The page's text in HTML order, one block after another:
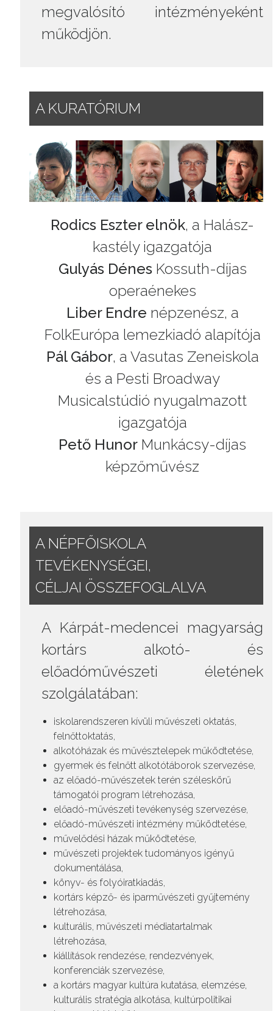
megvalósító intézményeként
működjön.
A KURATÓRIUM
Rodics Eszter elnök, a Halász-
kastély igazgatója
Gulyás DénesKossuth-díjas
operaénekes
Liber Endre népzenész, a
FolkEurópa lemezkiadó alapítója
Pál Gábor, a Vasutas Zeneiskola
és a Pesti Broadway
Musicalstúdió nyugalmazott
igazgatója
Pető Hunor Munkácsy-díjas
képzőművész
A NÉPFŐISKOLA
TEVÉKENYSÉGEI,
CÉLJAI ÖSSZEFOGLALVA
A Kárpát-medencei magyarság
kortárs alkotó- és
előadóművészeti életének
szolgálatában:
iskolarendszeren kívüli művészeti oktatás,
felnőttoktatás,
alkotóházak és művésztelepek működtetése,
gyermek és felnőtt alkotótáborok szervezése,
az előadó-művészetek terén széleskörű
támogatói program létrehozása,
előadó-művészeti tevékenység szervezése,
előadó-művészeti intézmény működtetése,
művelődési házak működtetése,
művészeti projektek tudományos igényű
dokumentálása,
könyv- és folyóiratkiadás,
kortárs képző- és iparművészeti gyűjtemény
létrehozása,
kulturális, művészeti médiatartalmak
létrehozása,
kiállítások rendezése, rendezvények,
konferenciák szervezése,
a kortárs magyar kultúra kutatása, elemzése,
kulturális stratégia alkotása, kultúrpolitikai